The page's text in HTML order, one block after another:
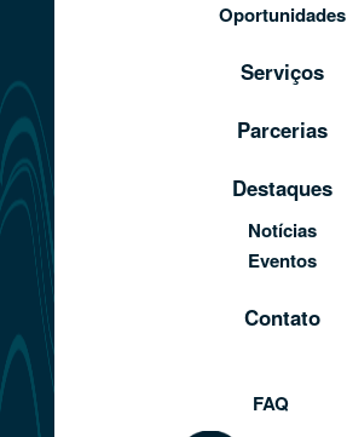
Oportunidades
Serviços
Parcerias
Destaques
Notícias
Eventos
Contato
FAQ